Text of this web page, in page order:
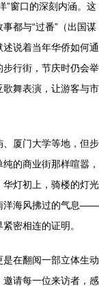
”窗口的深刻内涵。这
都与“过番”（出国谋
说着当年华侨如何通
行街，节庆时仍会举
舞表演，让游客与市
厦门大学等地，但步
的商业街那样喧嚣，
灯初上，骑楼的灯光
洋海风拂过的气息——
密相连的证明。
在翻阅一部立体生动
请每一位来访者，感